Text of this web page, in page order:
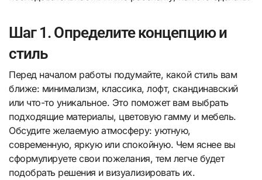
Шаг 1. Определите концепцию и
стиль
Перед началом работы подумайте, какой стиль вам
ближе: минимализм, классика, лофт, скандинавский
или что-то уникальное. Это поможет вам выбрать
подходящие материалы, цветовую гамму и мебель.
Обсудите желаемую атмосферу: уютную,
современную, яркую или спокойную. Чем яснее вы
сформулируете свои пожелания, тем легче будет
подобрать решения и визуализировать их.